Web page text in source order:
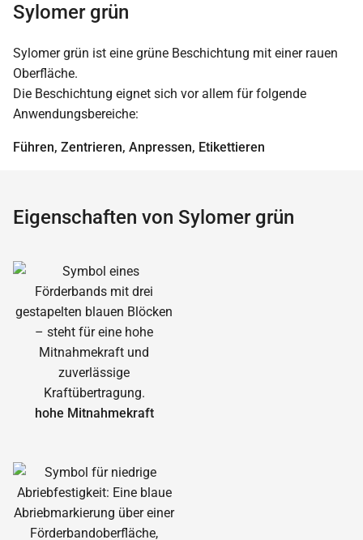
Sylomer grün
Sylomer grün ist eine grüne Beschichtung mit einer rauen
Oberfläche.
Die Beschichtung eignet sich vor allem für folgende
Anwendungsbereiche:
Führen, Zentrieren, Anpressen, Etikettieren
Eigenschaften von Sylomer grün
hohe Mitnahmekraft